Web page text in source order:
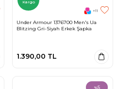
Kargo
+11
Under Armour 1376700 Men's Ua
Blitzing Gri-Siyah Erkek Şapka
1.390,00 TL
%5